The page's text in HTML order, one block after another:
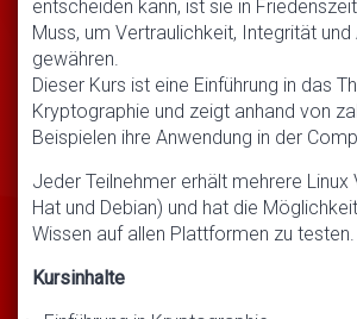
entscheiden kann, ist sie in
Muss, um Vertraulichkeit, Integrität und
gewähren.
Dieser Kurs ist eine Einführung in das
Kryptographie und zeigt anhand von
Beispielen ihre Anwendung in der
Jeder Teilnehmer erhält mehrere Linux
Hat und Debian) und hat die
Wissen auf allen Plattformen zu testen.
Kursinhalte